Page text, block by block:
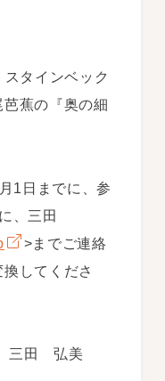
スタインベック
蕉の『奥の細
1日までに、参
、三田
>までご連絡
してくださ
三田 弘美